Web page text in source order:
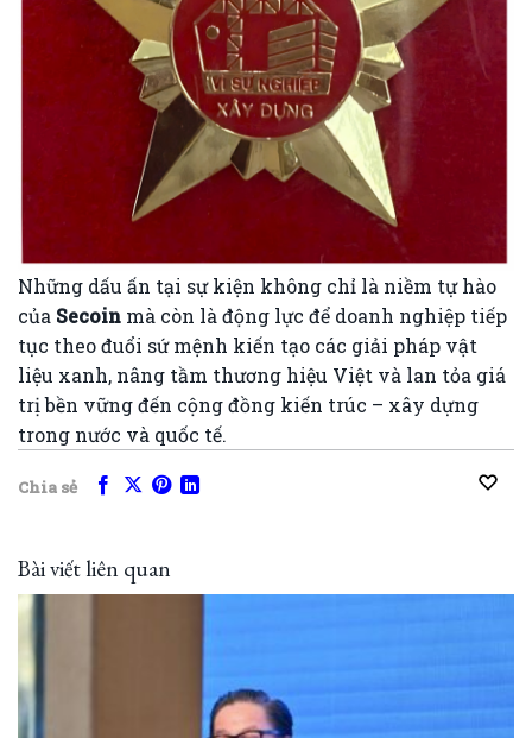
Những dấu ấn tại sự kiện không chỉ là niềm tự hào
của Secoin mà còn là động lực để doanh nghiệp tiếp
tục theo đuổi sứ mệnh kiến tạo các giải pháp vật
liệu xanh, nâng tầm thương hiệu Việt và lan tỏa giá
trị bền vững đến cộng đồng kiến trúc – xây dựng
trong nước và quốc tế.
Chia sẻ
Bài viết liên quan